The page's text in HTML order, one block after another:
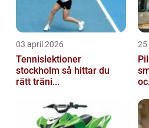
03 april 2026
Tennislektioner
stockholm så hittar du
rätt träni...
25